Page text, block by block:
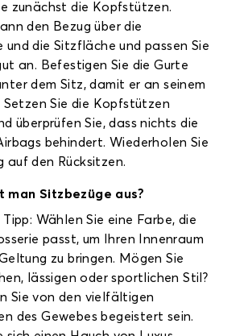
zunächst die Kopfstützen.
den Bezug über die
und die Sitzfläche und passen Sie
an. Befestigen Sie die Gurte
dem Sitz, damit er an seinem
Sie die Kopfstützen
überprüfen Sie, dass nichts die
behindert. Wiederholen Sie
auf den Rücksitzen.
man Sitzbezüge aus?
Wählen Sie eine Farbe, die
passt, um Ihren Innenraum
zu bringen. Mögen Sie
lässigen oder sportlichen Stil?
Sie von den vielfältigen
des Gewebes begeistert sein.